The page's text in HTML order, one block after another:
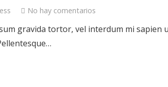
No hay comentarios
gravida tortor, vel interdum mi